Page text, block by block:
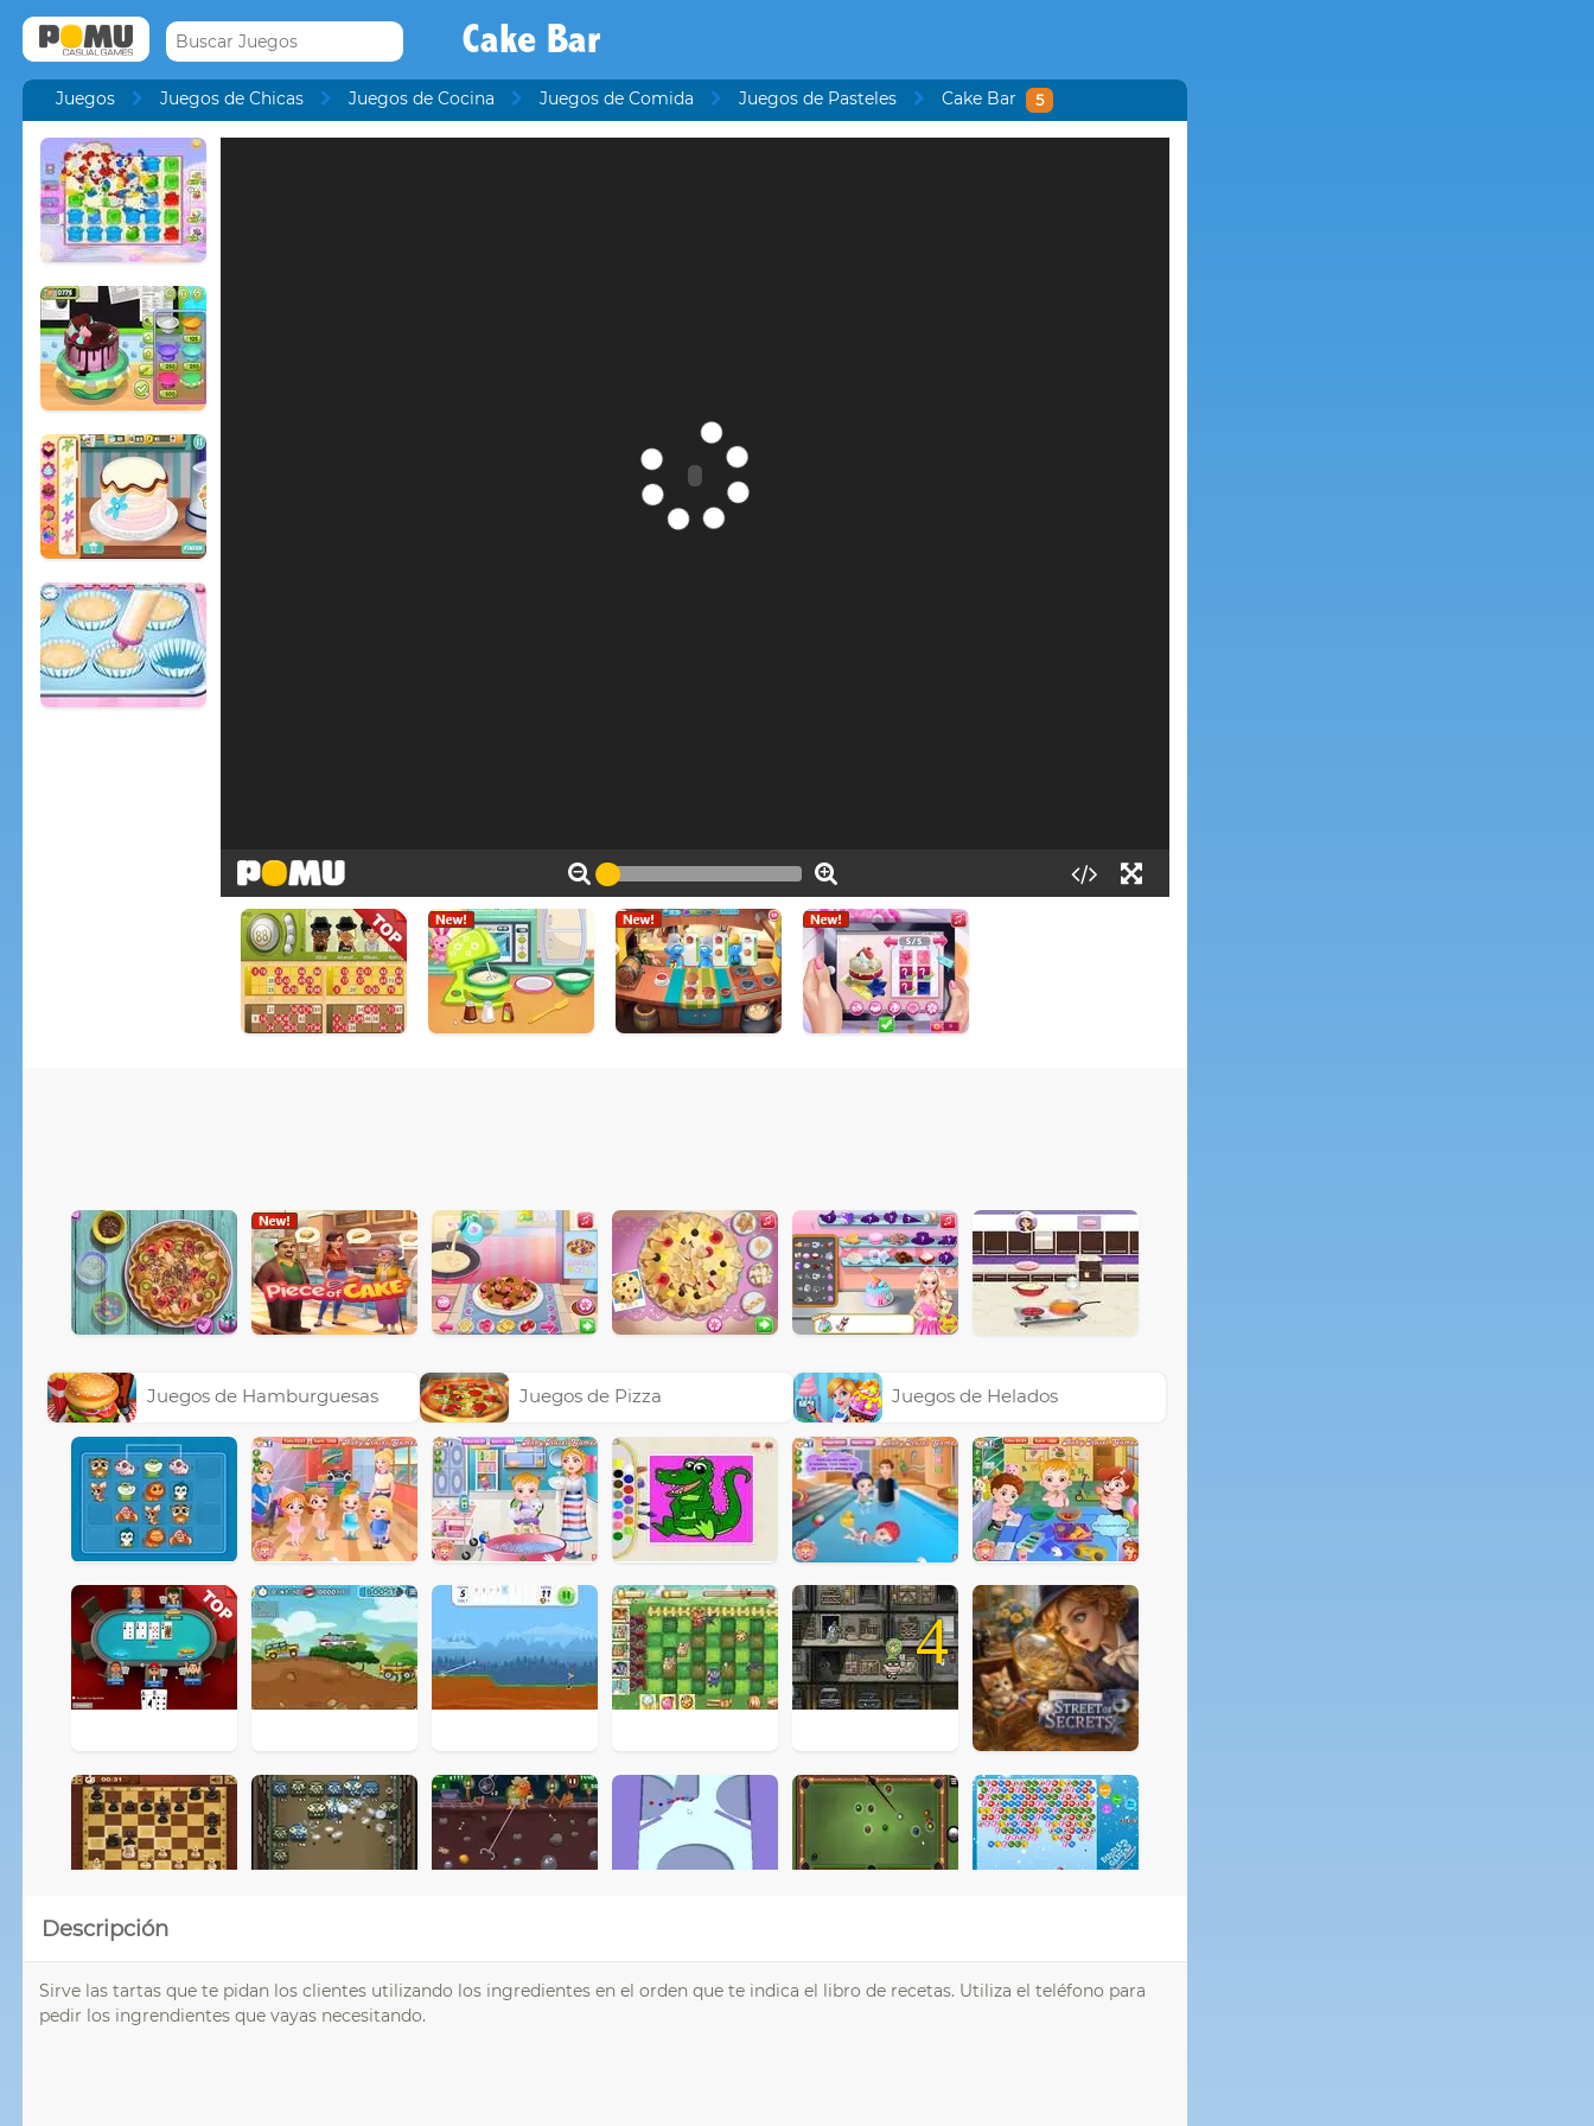
Cake Bar
Juegos Juegos de Chicas Juegos de Cocina Juegos de Comida Juegos de Pasteles Cake Bar 5
Juegos de Hamburguesas Juegos de Pizza Juegos de Helados
4
Descripción
Sirve las tartas que te pidan los clientes utilizando los ingredientes en el orden que te indica el libro de recetas. Utiliza el teléfono para
pedir los ingrendientes que vayas necesitando.